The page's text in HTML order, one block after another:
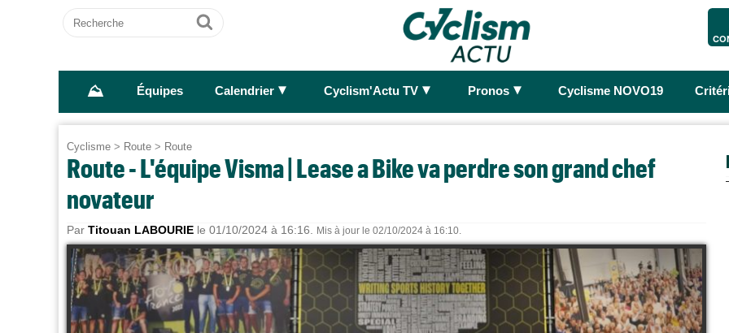
Recherche
Ok
⛰ Équipes Calendrier ► Cyclism'Actu TV ► Pronos ► Cyclisme NOVO19
Cyclisme > Route > Route
Route - L'équipe Visma | Lease a Bike va perdre son grand chef
novateur
Par Titouan LABOURIE le 01/10/2024 à 16:16. Mis à jour le 02/10/2024 à 16:10.